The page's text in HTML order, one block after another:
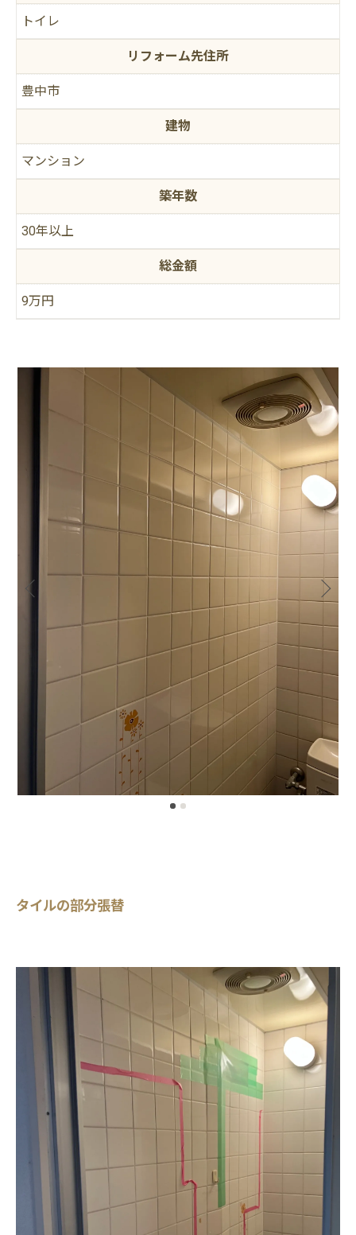
トイレ
リフォーム先住所
豊中市
建物
マンション
築年数
30年以上
総金額
9万円
タイルの部分張替